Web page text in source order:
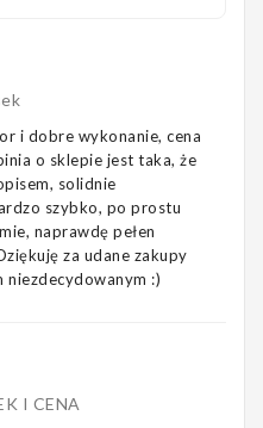
i dobre wykonanie, cena
o sklepie jest taka, że
solidnie
szybko, po prostu
naprawdę pełen
za udane zakupy
niezdecydowanym :)
I CENA